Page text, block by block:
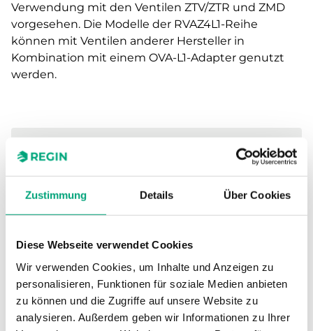
Zustimmung Details Über Cookies
Diese Webseite verwendet Cookies
Wir verwenden Cookies, um Inhalte und Anzeigen zu
personalisieren, Funktionen für soziale Medien anbieten
zu können und die Zugriffe auf unsere Website zu
analysieren. Außerdem geben wir Informationen zu Ihrer
Verwendung mit den Ventilen ZTV/ZTR und ZMD
vorgesehen. Die Modelle der RVAZ4L1-Reihe
können mit Ventilen anderer Hersteller in
Kombination mit einem OVA-L1-Adapter genutzt
werden.
SOFTWARE UND DOKUMENTATION
Technische Daten